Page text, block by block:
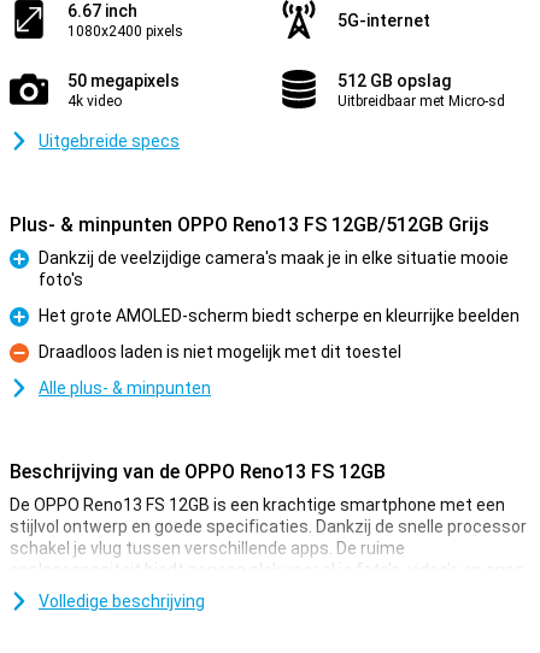
6.67 inch
1080x2400 pixels
5G-internet
50 megapixels
4k video
512 GB opslag
Uitbreidbaar met Micro-sd
Uitgebreide specs
Plus- & minpunten OPPO Reno13 FS 12GB/512GB Grijs
Pluspunt
Dankzij de veelzijdige camera's maak je in elke situatie mooie
foto's
Pluspunt
Het grote AMOLED-scherm biedt scherpe en kleurrijke beelden
Minpunt
Draadloos laden is niet mogelijk met dit toestel
Alle plus- & minpunten
Beschrijving van de OPPO Reno13 FS 12GB
De OPPO Reno13 FS 12GB is een krachtige smartphone met een
stijlvol ontwerp en goede specificaties. Dankzij de snelle processor
schakel je vlug tussen verschillende apps. De ruime
opslagcapaciteit biedt genoeg plek voor al je foto’s, video’s en apps.
Het scherpe en vloeiende display zorgt voor een prettige
kijkervaring, terwijl de veelzijdige camera’s prachtige foto’s maken.
Volledige beschrijving